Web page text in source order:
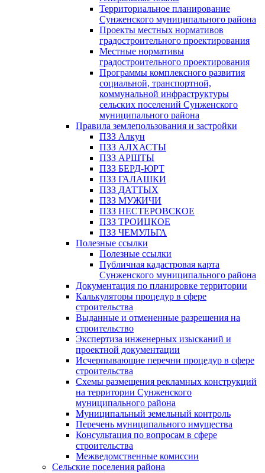
Территориальное планирование
Сунженского муниципального района
Проекты местных нормативов
градостроительного проектирования
Местные нормативы
градостроительного проектирования
Программы комплексного развития
социальной, транспортной,
коммунальной инфраструктуры
сельских поселений Сунженского
муниципального района
Правила землепользования и застройки
ПЗЗ Алкун
ПЗЗ АЛХАСТЫ
ПЗЗ АРШТЫ
ПЗЗ БЕРД-ЮРТ
ПЗЗ ГАЛАШКИ
ПЗЗ ДАТТЫХ
ПЗЗ МУЖИЧИ
ПЗЗ НЕСТЕРОВСКОЕ
ПЗЗ ТРОИЦКОЕ
ПЗЗ ЧЕМУЛЬГА
Полезные ссылки
Полезные ссылки
Публичная кадастровая карта
Сунженского муниципального района
Документация по планировке территории
Калькуляторы процедур в сфере
строительства
Выданные и отмененные разрешения на
строительство
Экспертиза инженерных изысканий и
проектной документации
Исчерпывающие перечни процедур в сфере
строительства
Схемы размещения рекламных конструкций
на территории Сунженского
муниципального района
Муниципальный земельный контроль
Перечень муниципального имущества
Консультация по вопросам в сфере
строительства
Межведомственные комиссии
Сельские поселения района